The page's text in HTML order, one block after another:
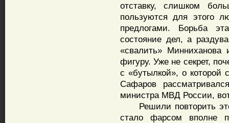
отставку, слишком
пользуются для этого
предлогами. Борьба
состояние дел, а
«свалить»
фигуру. Уже не секрет,
с «бутылкой», о которой
Сафаров
министра МВД России,
Решили повторить
стало фарсом вполне